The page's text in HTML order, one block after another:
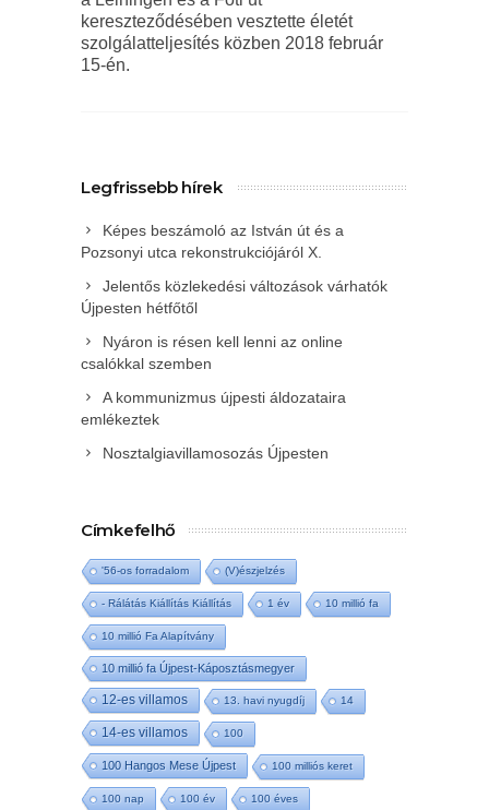
kereszteződésében vesztette életét
szolgálatteljesítés közben 2018 február
15-én.
Legfrissebb hírek
Képes beszámoló az István út és a
Pozsonyi utca rekonstrukciójáról X.
Jelentős közlekedési változások várhatók
Újpesten hétfőtől
Nyáron is résen kell lenni az online
csalókkal szemben
A kommunizmus újpesti áldozataira
emlékeztek
Nosztalgiavillamosozás Újpesten
Címkefelhő
'56-os forradalom (V)észjelzés
- Rálátás Kiállítás Kiállítás 1 év 10 millió fa
10 millió Fa Alapítvány
10 millió fa Újpest-Káposztásmegyer
12-es villamos 13. havi nyugdíj 14
14-es villamos 100
100 Hangos Mese Újpest 100 milliós keret
100 nap 100 év 100 éves